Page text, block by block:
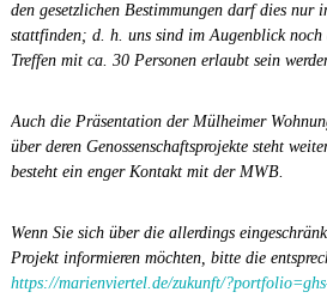
den gesetzlichen Bestimmungen darf dies nur
stattfinden; d. h. uns sind im Augenblick noch
Treffen mit ca. 30 Personen erlaubt sein
Auch die Präsentation der Mülheimer
über deren Genossenschaftsprojekte steht
besteht ein enger Kontakt mit der MWB.
Wenn Sie sich über die allerdings
Projekt informieren möchten, bitte die
https://marienviertel.de/zukunft/